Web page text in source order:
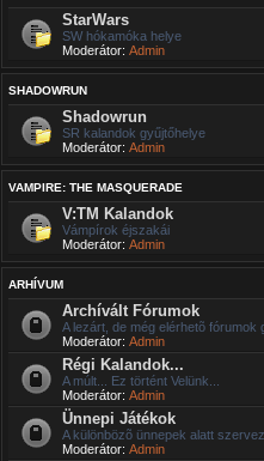
StarWars
SW hókamóka helye
Moderátor: Admin
SHADOWRUN
Shadowrun
SR kalandok gyűjtőhelye
Moderátor: Admin
VAMPIRE: THE MASQUERADE
V:TM Kalandok
Vámpírok éjszakái
Moderátor: Admin
ARHÍVUM
Archívált Fórumok
A lezárt, de még elérhetõ fórumok
Moderátor: Admin
Régi Kalandok...
A múlt... Ez történt Velünk...
Moderátor: Admin
Ünnepi Játékok
A különbözõ ünnepek alatt
Moderátor: Admin